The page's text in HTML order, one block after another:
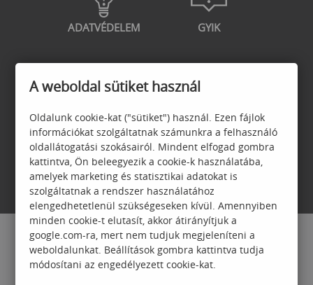
ADATVÉDELEM GYIK
GARANCIA
JELENTKEZÉSI
FELTÉTELEK
A weboldal sütiket használ
Oldalunk cookie-kat ("sütiket") használ. Ezen fájlok
információkat szolgáltatnak számunkra a felhasználó
oldallátogatási szokásairól. Mindent elfogad gombra
kattintva, Ön beleegyezik a cookie-k használatába,
amelyek marketing és statisztikai adatokat is
szolgáltatnak a rendszer használatához
elengedhetetlenül szükségeseken kívül. Amennyiben
minden cookie-t elutasít, akkor átirányítjuk a
google.com-ra, mert nem tudjuk megjeleníteni a
weboldalunkat. Beállítások gombra kattintva tudja
módosítani az engedélyezett cookie-kat.